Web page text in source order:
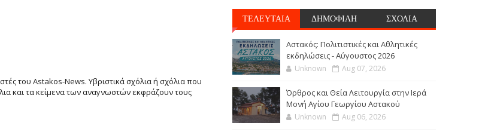
του Astakos-News. Υβριστικά σχόλια ή σχόλια που
και τα κείμενα των αναγνωστών εκφράζουν τους
ΤΕΛΕΥΤΑΙΑ ΔΗΜΟΦΙΛΗ ΣΧΟΛΙΑ
Αστακός: Πολιτιστικές και Αθλητικές
εκδηλώσεις - Αύγουστος 2026
Unknown Aug 07, 2026
Όρθρος και Θεία Λειτουργία στην Ιερά
Μονή Αγίου Γεωργίου Αστακού
Unknown Aug 06, 2026